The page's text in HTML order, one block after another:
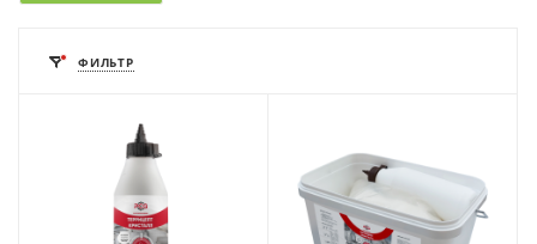
ФИЛЬТР